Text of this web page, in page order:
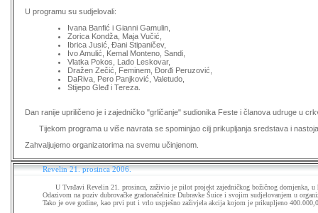
U programu su sudjelovali:
Ivana Banfić i Gianni Gamulin,
Zorica Kondža, Maja Vučić,
Ibrica Jusić, Đani Stipaničev,
Ivo Amulić, Kemal Monteno, Sandi,
Vlatka Pokos, Lado Leskovar,
Dražen Zečić, Feminem, Đorđi Peruzović,
DaRiva, Pero Panjković, Valetudo,
Stijepo Gleđ i Tereza.
Dan ranije upriličeno je i zajedničko "grličanje" sudionika Feste i članova udruge u
Tijekom programa u više navrata se spominjao cilj prikupljanja sredstava i
Zahvaljujemo organizatorima na svemu učinjenom.
Revelin 21. prosinca 2006.
U Tvrđavi Revelin 21. prosinca, zaživio je pilot projekt zajedničkog božičnog domjenka, u
Odazivom na poziv dubrovačke gradonačelnice Dubravke Šuice i svojim sudjelovanjem u
Tako je ove godine, kao prvi put i vrlo uspješno zaživjela akcija kojom je prikupljeno